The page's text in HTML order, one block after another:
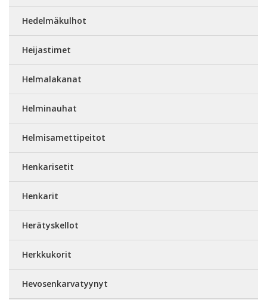
Hedelmäkulhot
Heijastimet
Helmalakanat
Helminauhat
Helmisamettipeitot
Henkarisetit
Henkarit
Herätyskellot
Herkkukorit
Hevosenkarvatyynyt